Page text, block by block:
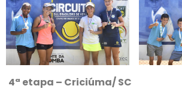
4ª etapa – Criciúma/ SC